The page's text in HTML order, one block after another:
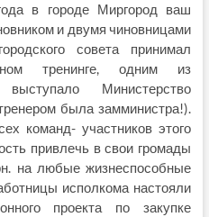
в городе Миргород ваш
и двумя чиновницами
совета принимал
тренинге, одним из
выступало Министерство
была замминистра!).
команд- участников этого
привлечь в свои громады
на любые жизнеспособные
исполкома настояли
проекта по закупке